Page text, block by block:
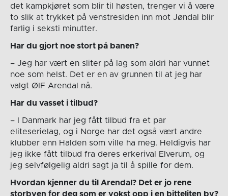
det kampkjøret som blir til høsten, trenger vi å være
to slik at trykket på venstresiden inn mot Jøndal blir
farlig i seksti minutter.
Har du gjort noe stort på banen?
– Jeg har vært en sliter på lag som aldri har vunnet
noe som helst. Det er en av grunnen til at jeg har
valgt ØIF Arendal nå.
Har du vasset i tilbud?
– I Danmark har jeg fått tilbud fra et par
eliteserielag, og i Norge har det også vært andre
klubber enn Halden som ville ha meg. Heldigvis har
jeg ikke fått tilbud fra deres erkerival Elverum, og
jeg selvfølgelig aldri sagt ja til å spille for dem.
Hvordan kjenner du til Arendal? Det er jo rene
storbyen for deg som er vokst opp i en bitteliten by?